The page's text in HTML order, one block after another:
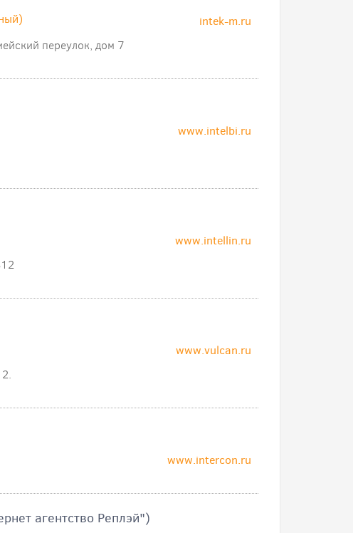
intek-m.ru
переулок, дом 7
www.intelbi.ru
www.intellin.ru
www.vulcan.ru
www.intercon.ru
агентство Реплэй")